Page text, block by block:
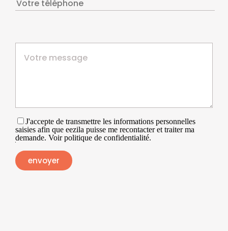
J'accepte de transmettre les informations personnelles
saisies afin que eezila puisse me recontacter et traiter ma
demande. Voir politique de confidentialité.